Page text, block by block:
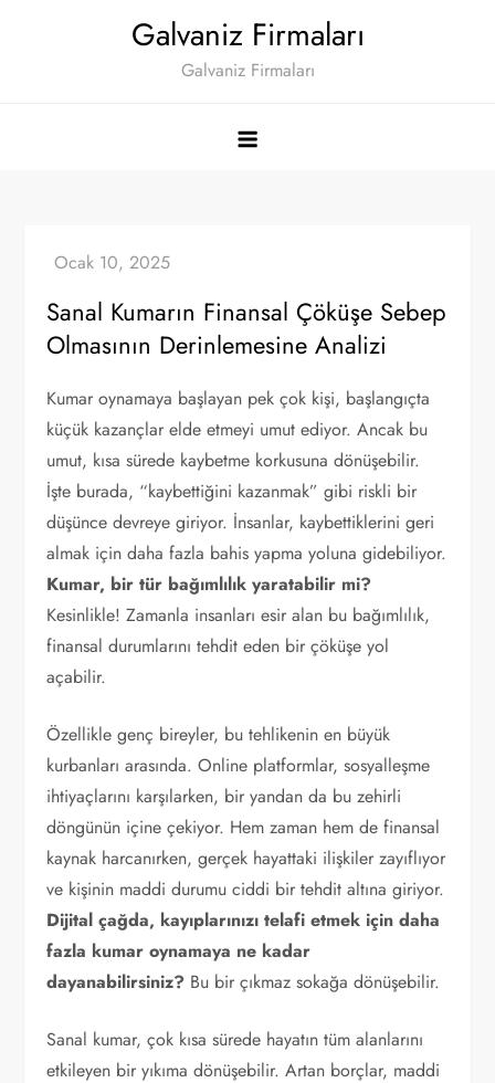
Galvaniz Firmaları
Galvaniz Firmaları
Sanal Kumarın Finansal Çöküşe Sebep
Olmasının Derinlemesine Analizi
Kumar oynamaya başlayan pek çok kişi, başlangıçta
küçük kazançlar elde etmeyi umut ediyor. Ancak bu
umut, kısa sürede kaybetme korkusuna dönüşebilir.
İşte burada, “kaybettiğini kazanmak” gibi riskli bir
düşünce devreye giriyor. İnsanlar, kaybettiklerini geri
almak için daha fazla bahis yapma yoluna gidebiliyor.
Kumar, bir tür bağımlılık yaratabilir mi?
Kesinlikle! Zamanla insanları esir alan bu bağımlılık,
finansal durumlarını tehdit eden bir çöküşe yol
açabilir.
Özellikle genç bireyler, bu tehlikenin en büyük
kurbanları arasında. Online platformlar, sosyalleşme
ihtiyaçlarını karşılarken, bir yandan da bu zehirli
döngünün içine çekiyor. Hem zaman hem de finansal
kaynak harcanırken, gerçek hayattaki ilişkiler zayıflıyor
ve kişinin maddi durumu ciddi bir tehdit altına giriyor.
Dijital çağda, kayıplarınızı telafi etmek için daha
fazla kumar oynamaya ne kadar
dayanabilirsiniz? Bu bir çıkmaz sokağa dönüşebilir.
Sanal kumar, çok kısa sürede hayatın tüm alanlarını
etkileyen bir yıkıma dönüşebilir. Artan borçlar, maddi